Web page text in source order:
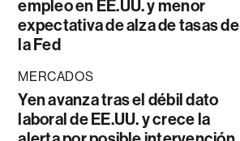
empleo en EE.UU. y menor
expectativa de alza de tasas de
la Fed
MERCADOS
Yen avanza tras el débil dato
laboral de EE.UU. y crece la